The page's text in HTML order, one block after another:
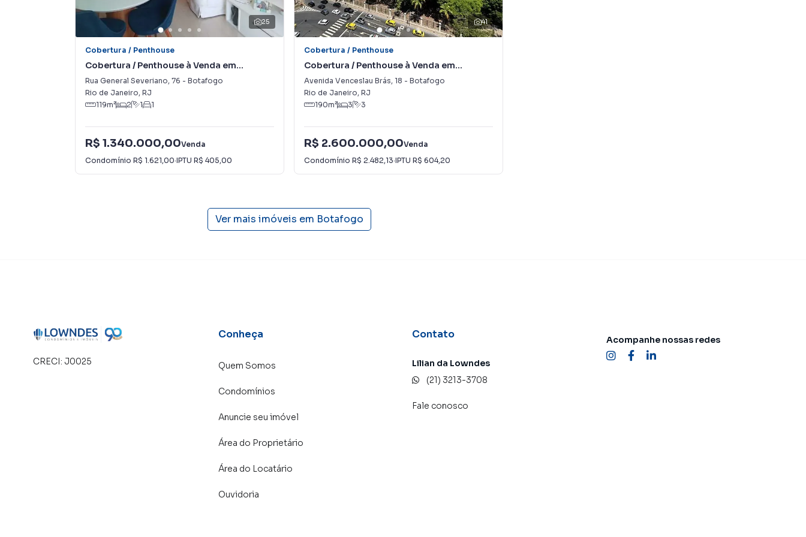
25
Cobertura / Penthouse
Cobertura / Penthouse à Venda em
Botafogo
Rua General Severiano, 76 - Botafogo
Rio de Janeiro, RJ
119m² 2 1 1
R$ 1.340.000,00Venda
Condomínio R$ 1.621,00·IPTU R$ 405,00
41
Cobertura / Penthouse
Cobertura / Penthouse à Venda em
Botafogo
Avenida Venceslau Brás, 18 - Botafogo
Rio de Janeiro, RJ
190m² 3 3
R$ 2.600.000,00Venda
Condomínio R$ 2.482,13·IPTU R$ 604,20
Ver mais imóveis em Botafogo
CRECI: J0025
Conheça
Quem Somos
Condomínios
Anuncie seu imóvel
Área do Proprietário
Área do Locatário
Ouvidoria
Contato
Lilian da Lowndes
(21) 3213-3708
Fale conosco
Acompanhe nossas redes